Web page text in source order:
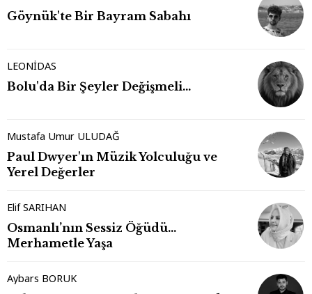
Göynük'te Bir Bayram Sabahı
LEONİDAS
Bolu'da Bir Şeyler Değişmeli…
Mustafa Umur ULUDAĞ
Paul Dwyer'ın Müzik Yolculuğu ve
Yerel Değerler
Elif SARIHAN
Osmanlı’nın Sessiz Öğüdü…
Merhametle Yaşa
Aybars BORUK